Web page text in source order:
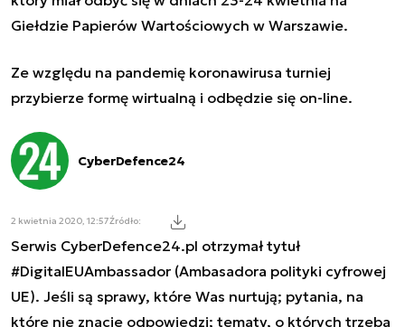
Giełdzie Papierów Wartościowych w Warszawie.
Ze względu na pandemię koronawirusa turniej
przybierze formę wirtualną i odbędzie się on-line.
CyberDefence24
2 kwietnia 2020, 12:57Źródło:
Serwis CyberDefence24.pl otrzymał tytuł
#DigitalEUAmbassador (Ambasadora polityki cyfrowej
UE). Jeśli są sprawy, które Was nurtują; pytania, na
które nie znacie odpowiedzi; tematy, o których trzeba